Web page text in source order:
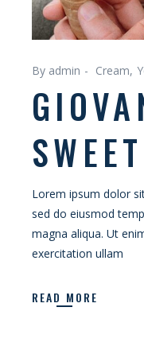
By admin Cream
Lorem ipsum dolor
sed do eiusmod
magna aliqua. Ut
exercitation ullam
READ MORE